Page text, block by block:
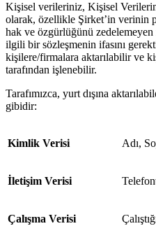
Kişisel verileriniz, Kişisel
olarak, özellikle Şirket’in verinin
hak ve özgürlüğünü
ilgili bir sözleşmenin ifasını
kişilere/firmalara aktarılabilir ve
tarafından işlenebilir.
Tarafımızca, yurt dışına
gibidir:
Kimlik Verisi Adı,
İletişim Verisi
Çalışma Verisi